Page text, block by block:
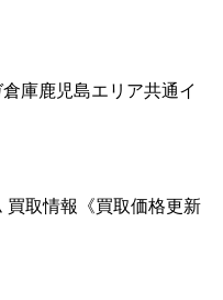
倉庫鹿児島エリア共通イ
買取情報《買取価格更新